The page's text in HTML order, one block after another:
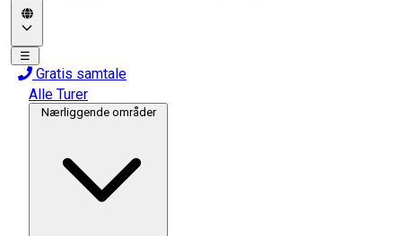
☰
Gratis samtale
Alle Turer
Nærliggende områder